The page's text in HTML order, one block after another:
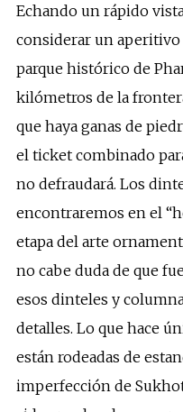
Echando un rápido
considerar un
parque histórico de
kilómetros de la
que haya ganas de
el ticket combinado
no defraudará. Los
encontraremos en el
etapa del arte
no cabe duda de que
esos dinteles y
detalles. Lo que hace
están rodeadas de
imperfección de